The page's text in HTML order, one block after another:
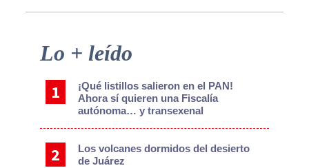
Primary
Lo + leído
¡Qué listillos salieron en el PAN!
Ahora sí quieren una Fiscalía
autónoma… y transexenal
Los volcanes dormidos del desierto
de Juárez